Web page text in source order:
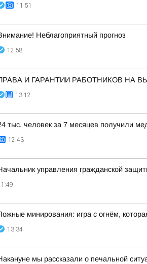
11:51
Неблагоприятный прогноз
12:58
И ГАРАНТИИ РАБОТНИКОВ НА
13:12
тыс. человек за 7 месяцев получили
12:43
управления гражданской
минирования: игра с огнём,
13:34
мы рассказали о печальной